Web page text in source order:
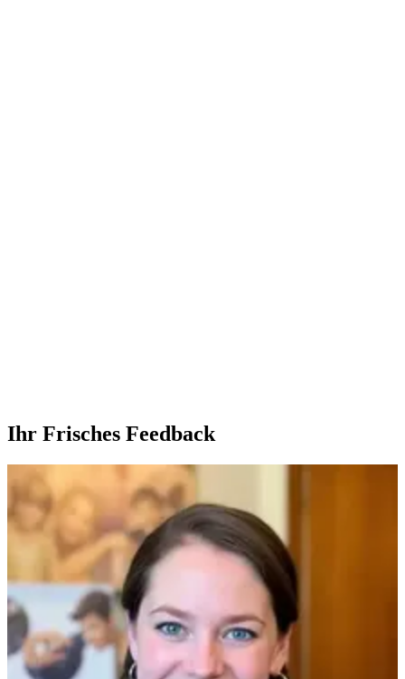
Ihr Frisches Feedback